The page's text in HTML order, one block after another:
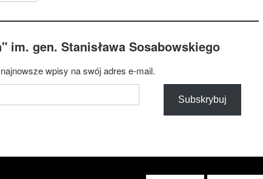
im. gen. Stanisława Sosabowskiego
wpisy na swój adres e-mail.
Subskrybuj